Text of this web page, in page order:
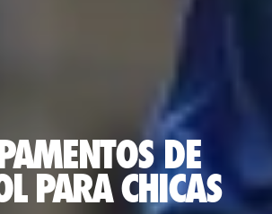
DE
PARA CHICAS